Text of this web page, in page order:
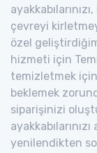
çevreyi
özel
hizmeti için
temizletmek için
beklemek
siparişinizi
yenilendikten